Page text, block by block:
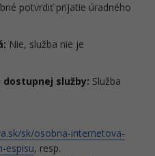
potvrdiť prijatie úradného
Nie, služba nie je
služby: Služba
sk/osobna-internetova-
espisu, resp.